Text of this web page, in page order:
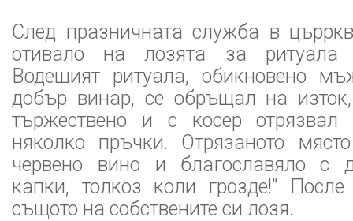
След празничната служба в
отивало на лозята за ритуала
Водещият ритуала, обикновено
добър винар, се обръщал на
тържествено и с косер отрязвал
няколко пръчки. Отрязаното
червено вино и благославяло с
капки, толкоз коли грозде!”
същото на собствените си лозя.